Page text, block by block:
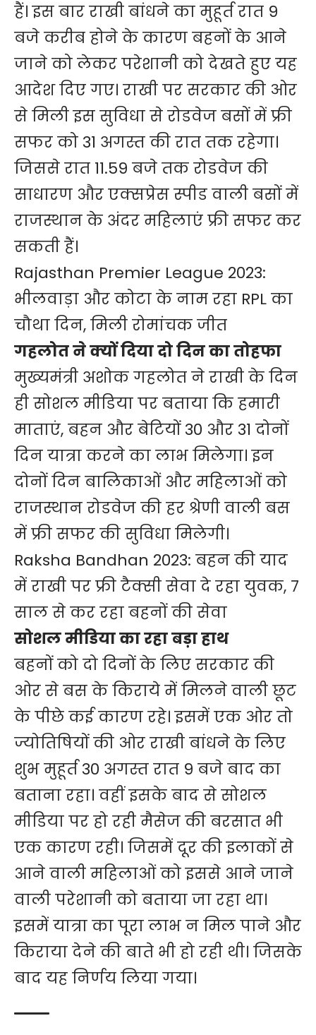
हैं। इस बार राखी बांधने का मुहूर्त रात 9
बजे करीब होने के कारण बहनों के आने
जाने को लेकर परेशानी को देखते हुए यह
आदेश दिए गए। राखी पर सरकार की ओर
से मिली इस सुविधा से रोडवेज बसों में फ्री
सफर को 31 अगस्त की रात तक रहेगा।
जिससे रात 11.59 बजे तक रोडवेज की
साधारण और एक्सप्रेस स्पीड वाली बसों में
राजस्थान के अंदर महिलाएं फ्री सफर कर
सकती हैं।
Rajasthan Premier League 2023:
भीलवाड़ा और कोटा के नाम रहा RPL का
चौथा दिन, मिली रोमांचक जीत
गहलोत ने क्यों दिया दो दिन का तोहफा
मुख्यमंत्री अशोक गहलोत ने राखी के दिन
ही सोशल मीडिया पर बताया कि हमारी
माताएं, बहन और बेटियों 30 और 31 दोनों
दिन यात्रा करने का लाभ मिलेगा। इन
दोनों दिन बालिकाओं और महिलाओं को
राजस्थान रोडवेज की हर श्रेणी वाली बस
में फ्री सफर की सुविधा मिलेगी।
Raksha Bandhan 2023: बहन की याद
में राखी पर फ्री टैक्सी सेवा दे रहा युवक, 7
साल से कर रहा बहनों की सेवा
सोशल मीडिया का रहा बड़ा हाथ
बहनों को दो दिनों के लिए सरकार की
ओर से बस के किराये में मिलने वाली छूट
के पीछे कई कारण रहे। इसमें एक ओर तो
ज्योतिषियों की ओर राखी बांधने के लिए
शुभ मुहूर्त 30 अगस्त रात 9 बजे बाद का
बताना रहा। वहीं इसके बाद से सोशल
मीडिया पर हो रही मैसेज की बरसात भी
एक कारण रही। जिसमें दूर की इलाकों से
आने वाली महिलाओं को इससे आने जाने
वाली परेशानी को बताया जा रहा था।
इसमें यात्रा का पूरा लाभ न मिल पाने और
किराया देने की बाते भी हो रही थी। जिसके
बाद यह निर्णय लिया गया।